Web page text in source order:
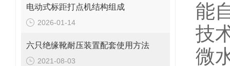
电动式标距打点机结构组成
2026-01-14
六只绝缘靴耐压装置配套使用方法
2021-08-03
能
技
微